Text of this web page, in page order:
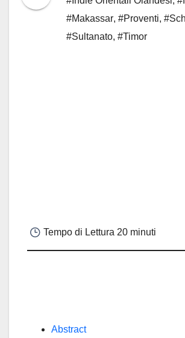
#Makassar, #Proventi,
#Sultanato, #Timor
Tempo di Lettura 20 minuti
Abstract